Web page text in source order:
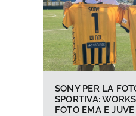
SONY PER LA
SPORTIVA:
FOTO EMA E